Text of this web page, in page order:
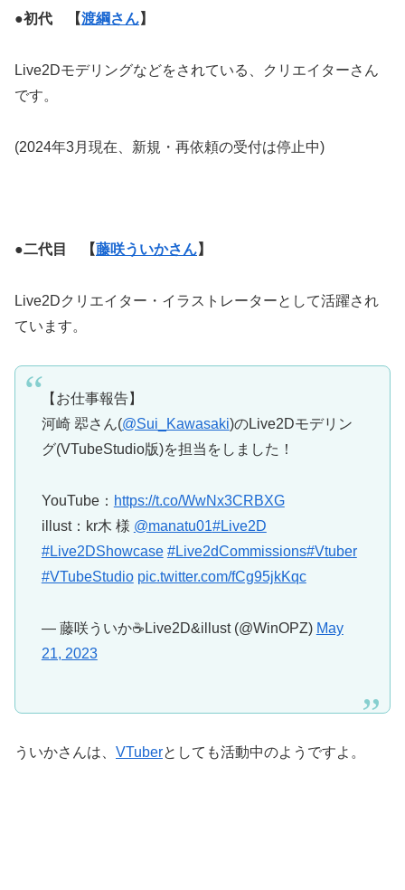
●初代 【渡綱さん】
Live2Dモデリングなどをされている、クリエイターさん
です。
(2024年3月現在、新規・再依頼の受付は停止中)
●二代目 【藤咲ういかさん】
Live2Dクリエイター・イラストレーターとして活躍され
ています。
【お仕事報告】
河崎 翆さん(@Sui_Kawasaki)のLive2Dモデリン
グ(VTubeStudio版)を担当をしました！
YouTube： https://t.co/WwNx3CRBXG
illust：kr木 様 @manatu01#Live2D
#Live2DShowcase #Live2dCommissions#Vtuber
#VTubeStudio pic.twitter.com/fCg95jkKqc
— 藤咲ういか☕Live2D&illust (@WinOPZ) May
21, 2023
ういかさんは、 VTuberとしても活動中のようですよ。